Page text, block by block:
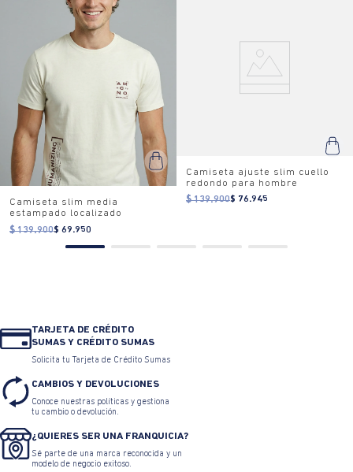
Camiseta slim media
estampado localizado
$ 139.900$ 69.950
Camiseta ajuste slim cuello
redondo para hombre
$ 139.900$ 76.945
TARJETA DE CRÉDITO
SUMAS Y CRÉDITO SUMAS
Solicita tu Tarjeta de Crédito Sumas
CAMBIOS Y DEVOLUCIONES
Conoce nuestras políticas y gestiona
tu cambio o devolución.
¿QUIERES SER UNA FRANQUICIA?
Sé parte de una marca reconocida y un
modelo de negocio exitoso.